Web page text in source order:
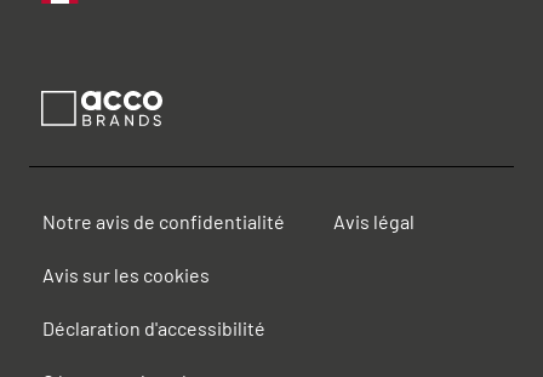
Notre avis de confidentialité Avis légal
Avis sur les cookies
Déclaration d'accessibilité